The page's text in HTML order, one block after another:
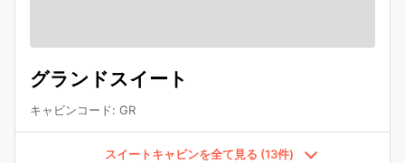
グランドスイート
キャビンコード: GR
スイートキャビンを全て見る (13件)